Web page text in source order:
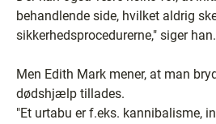
behandlende side, hvilket aldrig
sikkerhedsprocedurerne," siger han.
Men Edith Mark mener, at man
dødshjælp tillades.
"Et urtabu er f.eks. kannibalisme,